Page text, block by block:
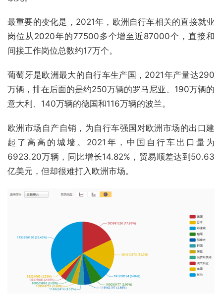
最重要的变化是，2021年，欧洲自行车相关的直接就业
岗位从2020年的77500多个增至近87000个，直接和
间接工作岗位总数约17万个。
葡萄牙是欧洲最大的自行车生产国，2021年产量达290
万辆，排在后面的是约250万辆的罗马尼亚、190万辆的
意大利、140万辆的德国和116万辆的波兰。
欧洲市场自产自销，为自行车强国对欧洲市场的出口建
起了高高的城墙。2021年，中国自行车出口量为
6923.20万辆，同比增长14.82%，贸易顺差达到50.63
亿美元，但却很难打入欧洲市场。